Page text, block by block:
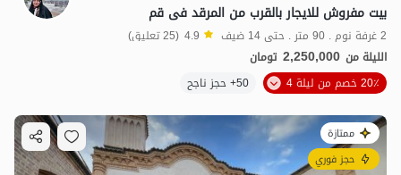
بیت مفروش للایجار بالقرب من المرقد فی قم
2 غرفة نوم . 90 متر . حتى 14 ضيف 4.9 (25 تعليق)
الليلة من 2,250,000 تومان
20٪ خصم من ليلة 4
50+ حجز ناجح
ممتازة
حجز فوري